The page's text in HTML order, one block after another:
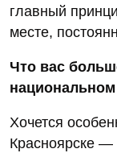
главный
месте,
Что вас
Хочется
Красноярске